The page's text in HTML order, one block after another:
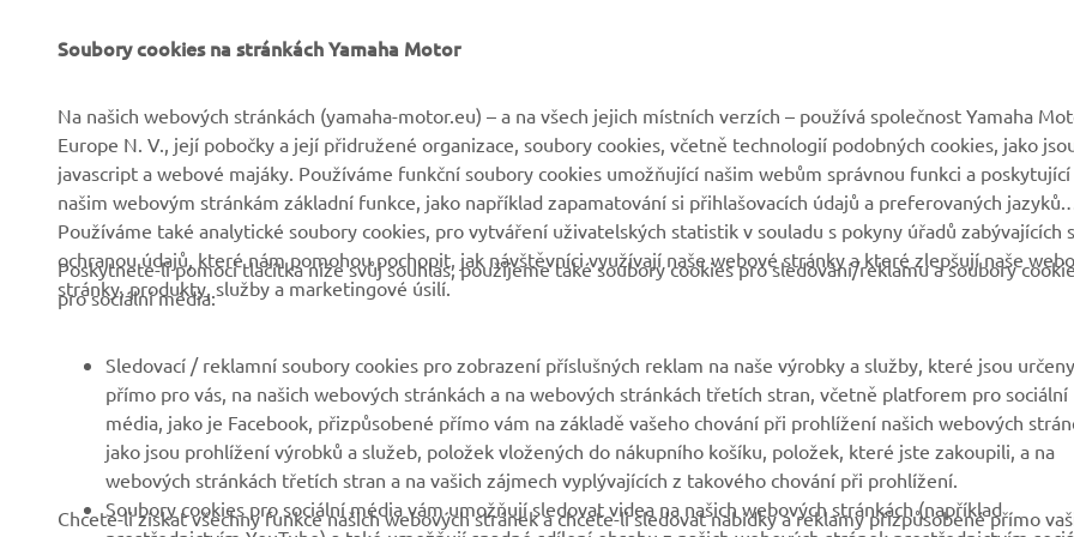
Společnost
Zprávy
Tisk
Práce v Yamaha
Stát se prodejcem
Politika lidských práv
Základní politika
Systémy eBike
Státní orgány
Golfová hřiště
První respondenti
Robotics
Partnerství
Technické informace pro
nezávislé prodejce
MyYamaha
Yamaha Music
Yamaha Racing
Katalog originálních
náhradních dílů
Rezervace servisní
prohlídky
bateriemi
Soubory cookies na stránkách Yamaha Motor
Na našich webových stránkách (yamaha-motor.eu) – a na všech jejich místních verzích – používá společnost Yamaha
Europe N. V., její pobočky a její přidružené organizace, soubory cookies, včetně technologií podobných cookies, jako
javascript a webové majáky. Používáme funkční soubory cookies umožňující našim webům správnou funkci a poskytující
našim webovým stránkám základní funkce, jako například zapamatování si přihlašovacích údajů a preferovaných jazyků.
Používáme také analytické soubory cookies, pro vytváření uživatelských statistik v souladu s pokyny úřadů zabývajících
ochranou údajů, které nám pomohou pochopit, jak návštěvníci využívají naše webové stránky a které zlepšují naše
stránky, produkty, služby a marketingové úsilí.
Poskytnete-li pomocí tlačítka níže svůj souhlas, použijeme také soubory cookies pro sledování/reklamu a soubory
pro sociální média:
Sledovací / reklamní soubory cookies pro zobrazení příslušných reklam na naše výrobky a služby, které jsou určeny
přímo pro vás, na našich webových stránkách a na webových stránkách třetích stran, včetně platforem pro sociální
média, jako je Facebook, přizpůsobené přímo vám na základě vašeho chování při prohlížení našich webových
jako jsou prohlížení výrobků a služeb, položek vložených do nákupního košíku, položek, které jste zakoupili, a na
webových stránkách třetích stran a na vašich zájmech vyplývajících z takového chování při prohlížení.
Soubory cookies pro sociální média vám umožňují sledovat videa na našich webových stránkách (například
Chcete-li získat všechny funkce našich webových stránek a chcete-li sledovat nabídky a reklamy přizpůsobené přímo